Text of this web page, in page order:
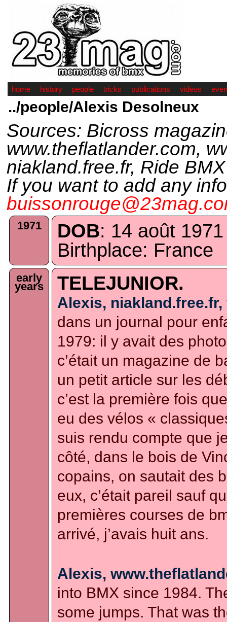
home history people tricks publications videos
../people/Alexis Desolneux
Sources: Bicross
www.theflatlander.com,
niakland.free.fr, Ride
If you want to add any
1971 DOB: 14 août 1971
Birthplace: France
early
years TELEJUNIOR.
Alexis,
dans un journal pour
1979: il y avait des
c’était un magazine de
un petit article sur les
c’est la première fois
eu des vélos «
suis rendu compte que
côté, dans le bois de
copains, on sautait des
eux, c’était pareil sauf
premières courses de
arrivé, j’avais huit ans.
Alexis,
into BMX since 1984.
some jumps. That was